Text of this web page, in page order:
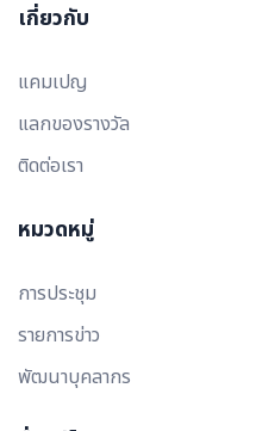
เกี่ยวกับ
แคมเปญ
แลกของรางวัล
ติดต่อเรา
หมวดหมู่
การประชุม
รายการข่าว
พัฒนาบุคลากร